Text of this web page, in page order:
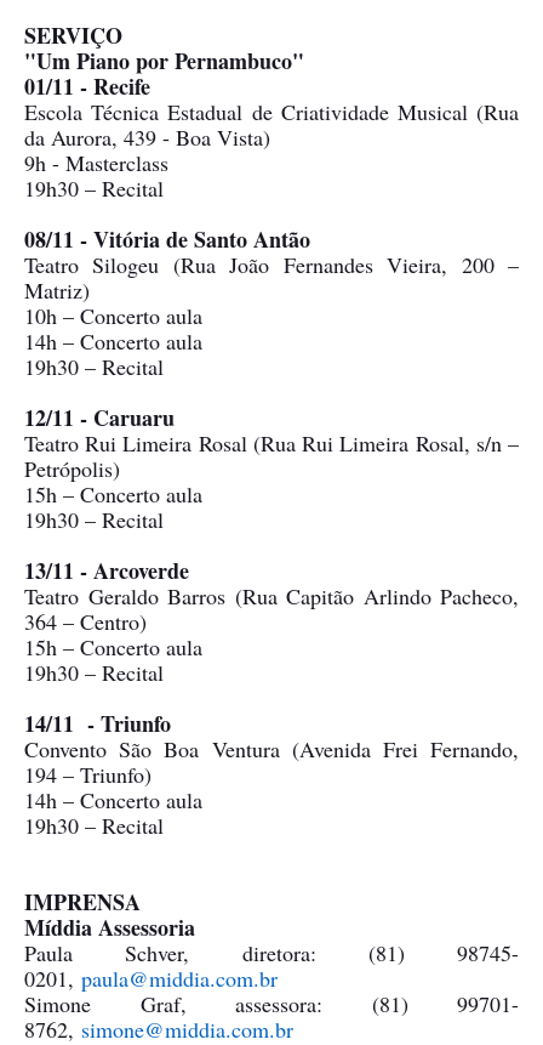
SERVIÇO
"Um Piano por Pernambuco"
01/11 - Recife
Escola Técnica Estadual de Criatividade Musical (Rua
da Aurora, 439 - Boa Vista)
9h - Masterclass
19h30 – Recital
08/11 - Vitória de Santo Antão
Teatro Silogeu (Rua João Fernandes Vieira, 200 –
Matriz)
10h – Concerto aula
14h – Concerto aula
19h30 – Recital
12/11 - Caruaru
Teatro Rui Limeira Rosal (Rua Rui Limeira Rosal, s/n –
Petrópolis)
15h – Concerto aula
19h30 – Recital
13/11 - Arcoverde
Teatro Geraldo Barros (Rua Capitão Arlindo Pacheco,
364 – Centro)
15h – Concerto aula
19h30 – Recital
14/11 - Triunfo
Convento São Boa Ventura (Avenida Frei Fernando,
194 – Triunfo)
14h – Concerto aula
19h30 – Recital
IMPRENSA
Míddia Assessoria
Paula Schver, diretora: (81) 98745-
0201, paula@middia.com.br
Simone Graf, assessora: (81) 99701-
8762, simone@middia.com.br